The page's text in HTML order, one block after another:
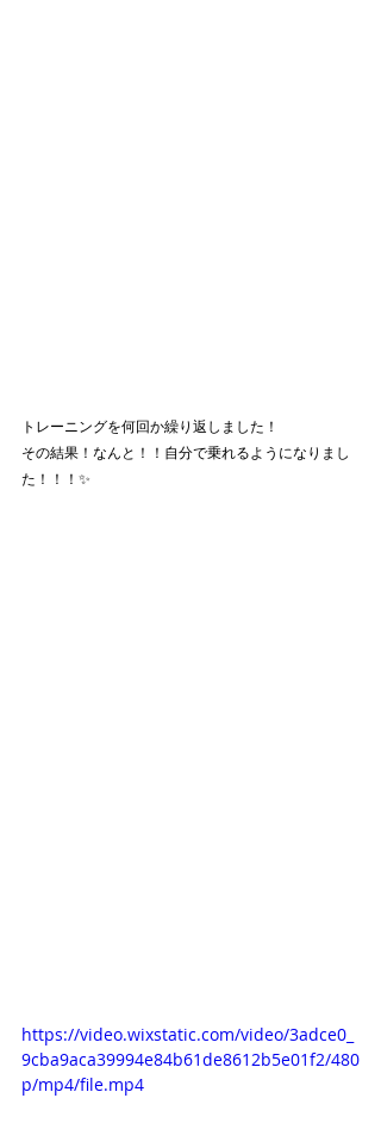
トレーニングを何回か繰り返しました！
その結果！なんと！！自分で乗れるようになりまし
た！！！✨
https://video.wixstatic.com/video/3adce0_
9cba9aca39994e84b61de8612b5e01f2/480
p/mp4/file.mp4